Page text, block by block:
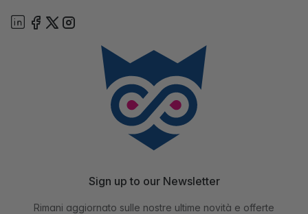
Sign up to our Newsletter
Rimani aggiornato sulle nostre ultime novità e offerte